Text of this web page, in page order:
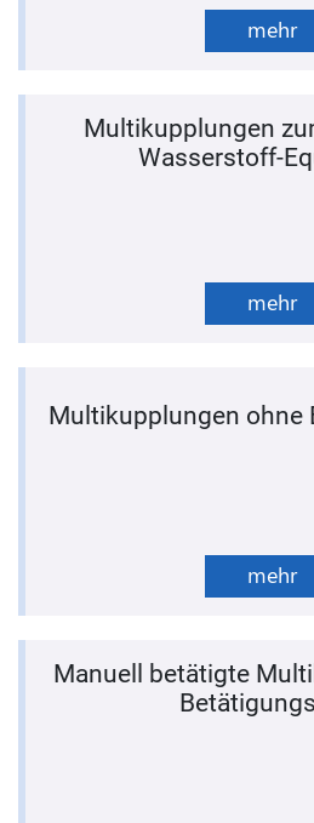
mehr
Multikupplungen
Wasserstoff-
mehr
Multikupplungen ohne
mehr
Manuell betätigte